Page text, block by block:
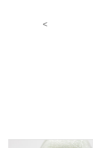
<